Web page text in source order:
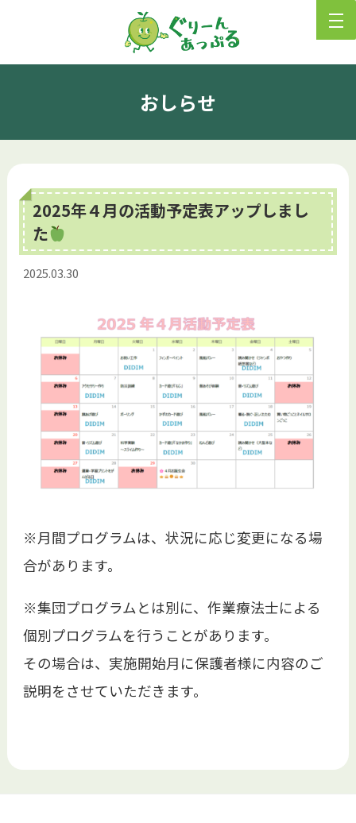
おしらせ
2025年４月の活動予定表アップしまし
た
2025.03.30
※月間プログラムは、状況に応じ変更になる場
合があります。
※集団プログラムとは別に、作業療法士による
個別プログラムを行うことがあります。
その場合は、実施開始月に保護者様に内容のご
説明をさせていただきます。